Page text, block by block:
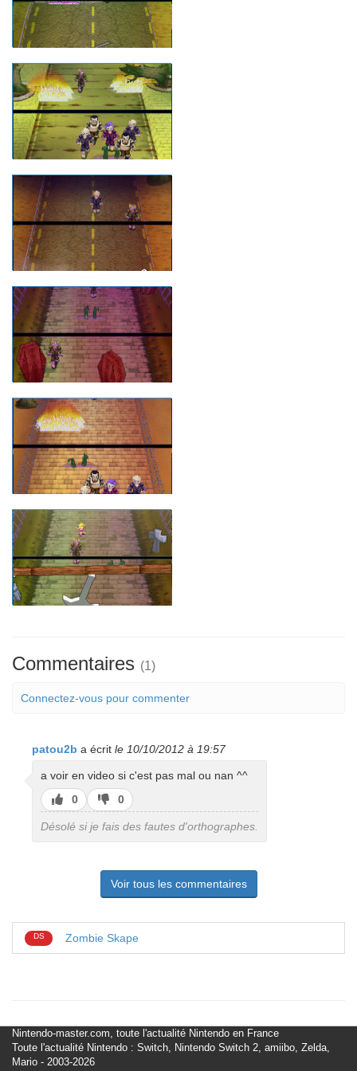
Commentaires (1)
Connectez-vous pour commenter
patou2b a écrit le 10/10/2012 à 19:57
a voir en video si c'est pas mal ou nan ^^
J’aime
0
J’aime
pas
0
Désolé si je fais des fautes d'orthographes.
Voir tous les commentaires
DS Zombie Skape
Nintendo-master.com, toute l'actualité Nintendo en France
Toute l'actualité Nintendo : Switch, Nintendo Switch 2, amiibo, Zelda,
Mario - 2003-2026